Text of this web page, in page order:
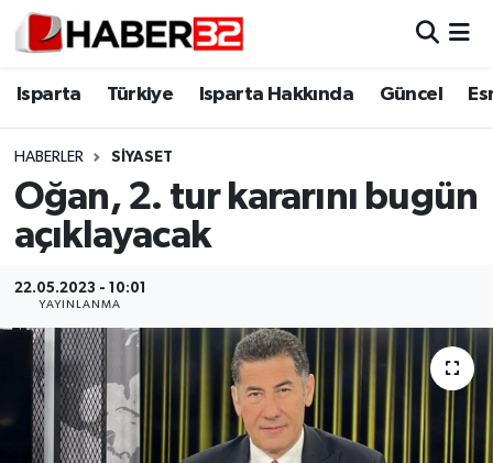
Isparta Türkiye Isparta Hakkında Güncel
HABERLER SIYASET
Oğan, 2. tur kararını bugün
açıklayacak
22.05.2023 - 10:01
YAYINLANMA
Isparta
Esnaf Diyor ki;
ASAYİŞ
BİLİM VE TEKNOLOJİ
EĞİTİM
GENEL
Isparta Nöbetçi Eczaneler
Isparta Trafik Yoğunluk Haritası
Süper Lig Puan Durumu ve Fikstür
Tüm Manşetler
Son Dakika Haberleri
Haber Arşivi